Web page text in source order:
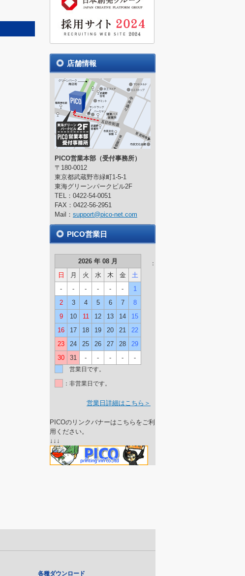
店舗情報
PICO営業本部（受付事務所）
〒180-0012
東京都武蔵野市緑町1-5-1
東海グリーンパークビル2F
TEL：0422-54-0051
FAX：0422-56-2951
Mail： support@pico-net.com
PICO営業日
2026 年 08 月
日
月 火 水 木 金
土
-
- - - - -
1
2
3 4 5 6 7
8
9
10 11 12 13 14
15
16
17 18 19 20 21
22
23
24 25 26 27 28
29
30
31 - - - - -
：
営業日です。
：非営業日です。
営業日詳細はこちら＞
PICOのリンクバナーはこちらをご利
用ください。
↓↓↓
各種ダウンロード